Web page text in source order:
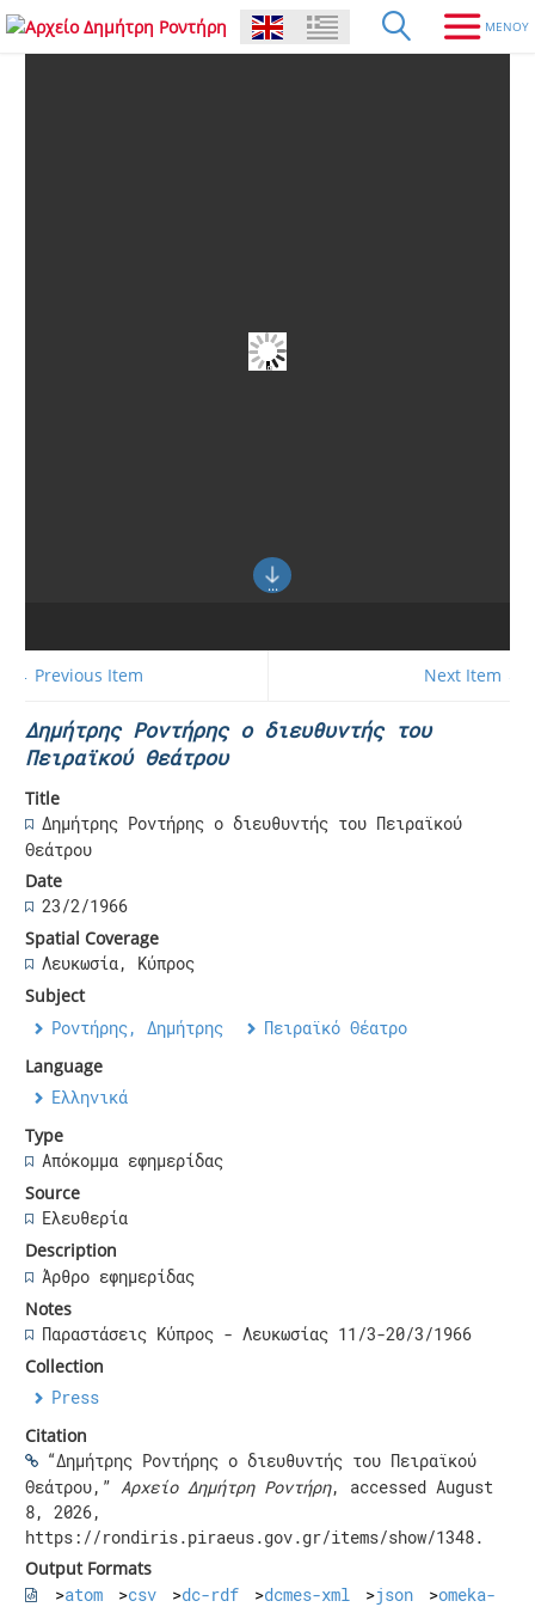
← Previous Item Next Item →
Δημήτρης Ροντήρης ο διευθυντής του
Πειραϊκού Θεάτρου
Title
Δημήτρης Ροντήρης ο διευθυντής του Πειραϊκού
Θεάτρου
Date
23/2/1966
Spatial Coverage
Λευκωσία, Κύπρος
Subject
Ροντήρης, Δημήτρης
Πειραϊκό Θέατρο
Language
Ελληνικά
Type
Απόκομμα εφημερίδας
Source
Ελευθερία
Description
Άρθρο εφημερίδας
Notes
Παραστάσεις Κύπρος - Λευκωσίας 11/3-20/3/1966
Collection
Press
Citation
“Δημήτρης Ροντήρης ο διευθυντής του Πειραϊκού
Θεάτρου,” Αρχείο Δημήτρη Ροντήρη, accessed August
8, 2026,
https://rondiris.piraeus.gov.gr/items/show/1348.
Output Formats
atom
csv dc-rdf dcmes-xml json omeka-